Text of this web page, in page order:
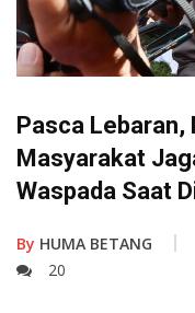
Pasca Lebaran,
Masyarakat
Waspada Saat
By HUMA BETANG
20